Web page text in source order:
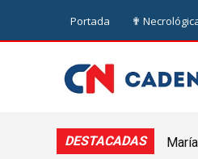
Portada ✟
DESTACADAS